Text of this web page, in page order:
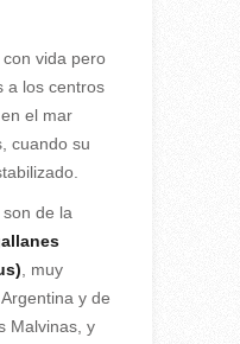
vida pero
a los centros
el mar
cuando su
de la
, muy
y de
Malvinas, y